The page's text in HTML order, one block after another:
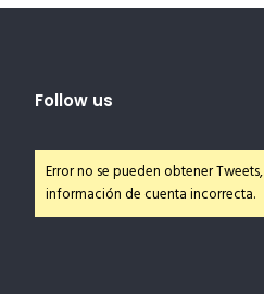
Follow us
Error no se pueden obtener Tweets,
información de cuenta incorrecta.